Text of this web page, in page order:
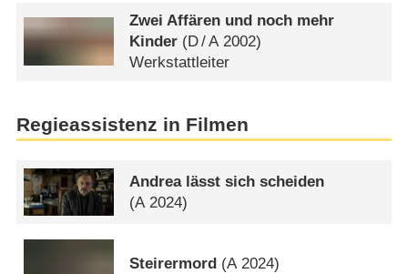
Zwei Affären und noch mehr
Kinder (D/A2002)
Werkstattleiter
Regieassistenz in Filmen
Andrea lässt sich scheiden
(A2024)
Steirermord (A 2024)